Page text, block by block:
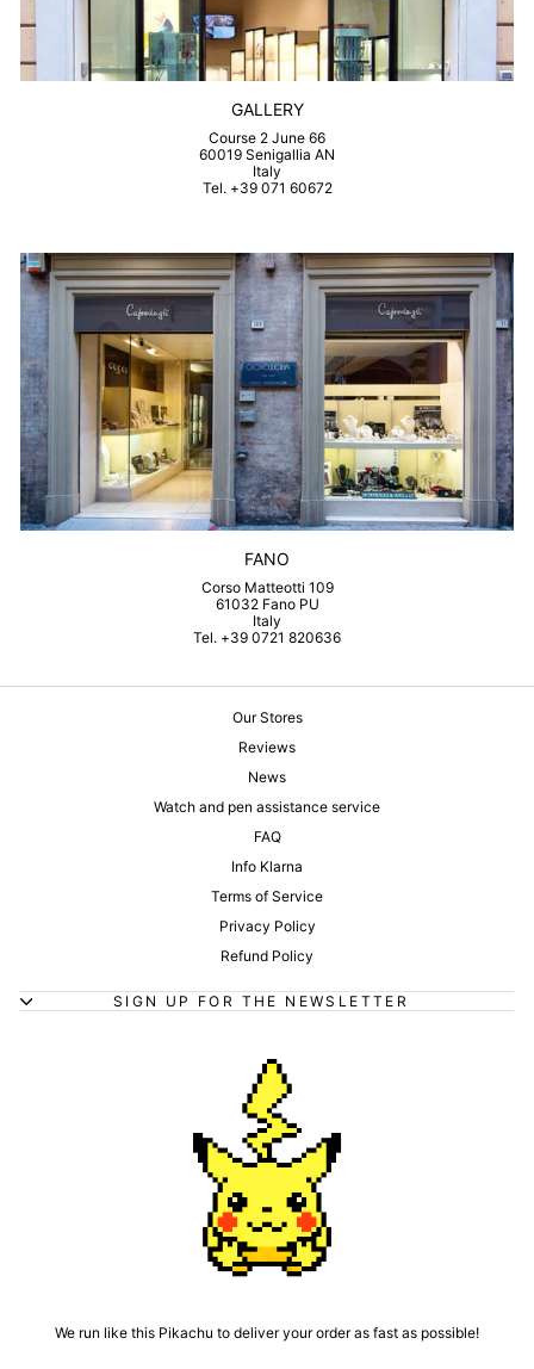
GALLERY
Course 2 June 66
60019 Senigallia AN
Italy
Tel. +39 071 60672
FANO
Corso Matteotti 109
61032 Fano PU
Italy
Tel. +39 0721 820636
Our Stores
Reviews
News
Watch and pen assistance service
FAQ
Info Klarna
Terms of Service
Privacy Policy
Refund Policy
SIGN UP FOR THE NEWSLETTER
We run like this Pikachu to deliver your order as fast as possible!